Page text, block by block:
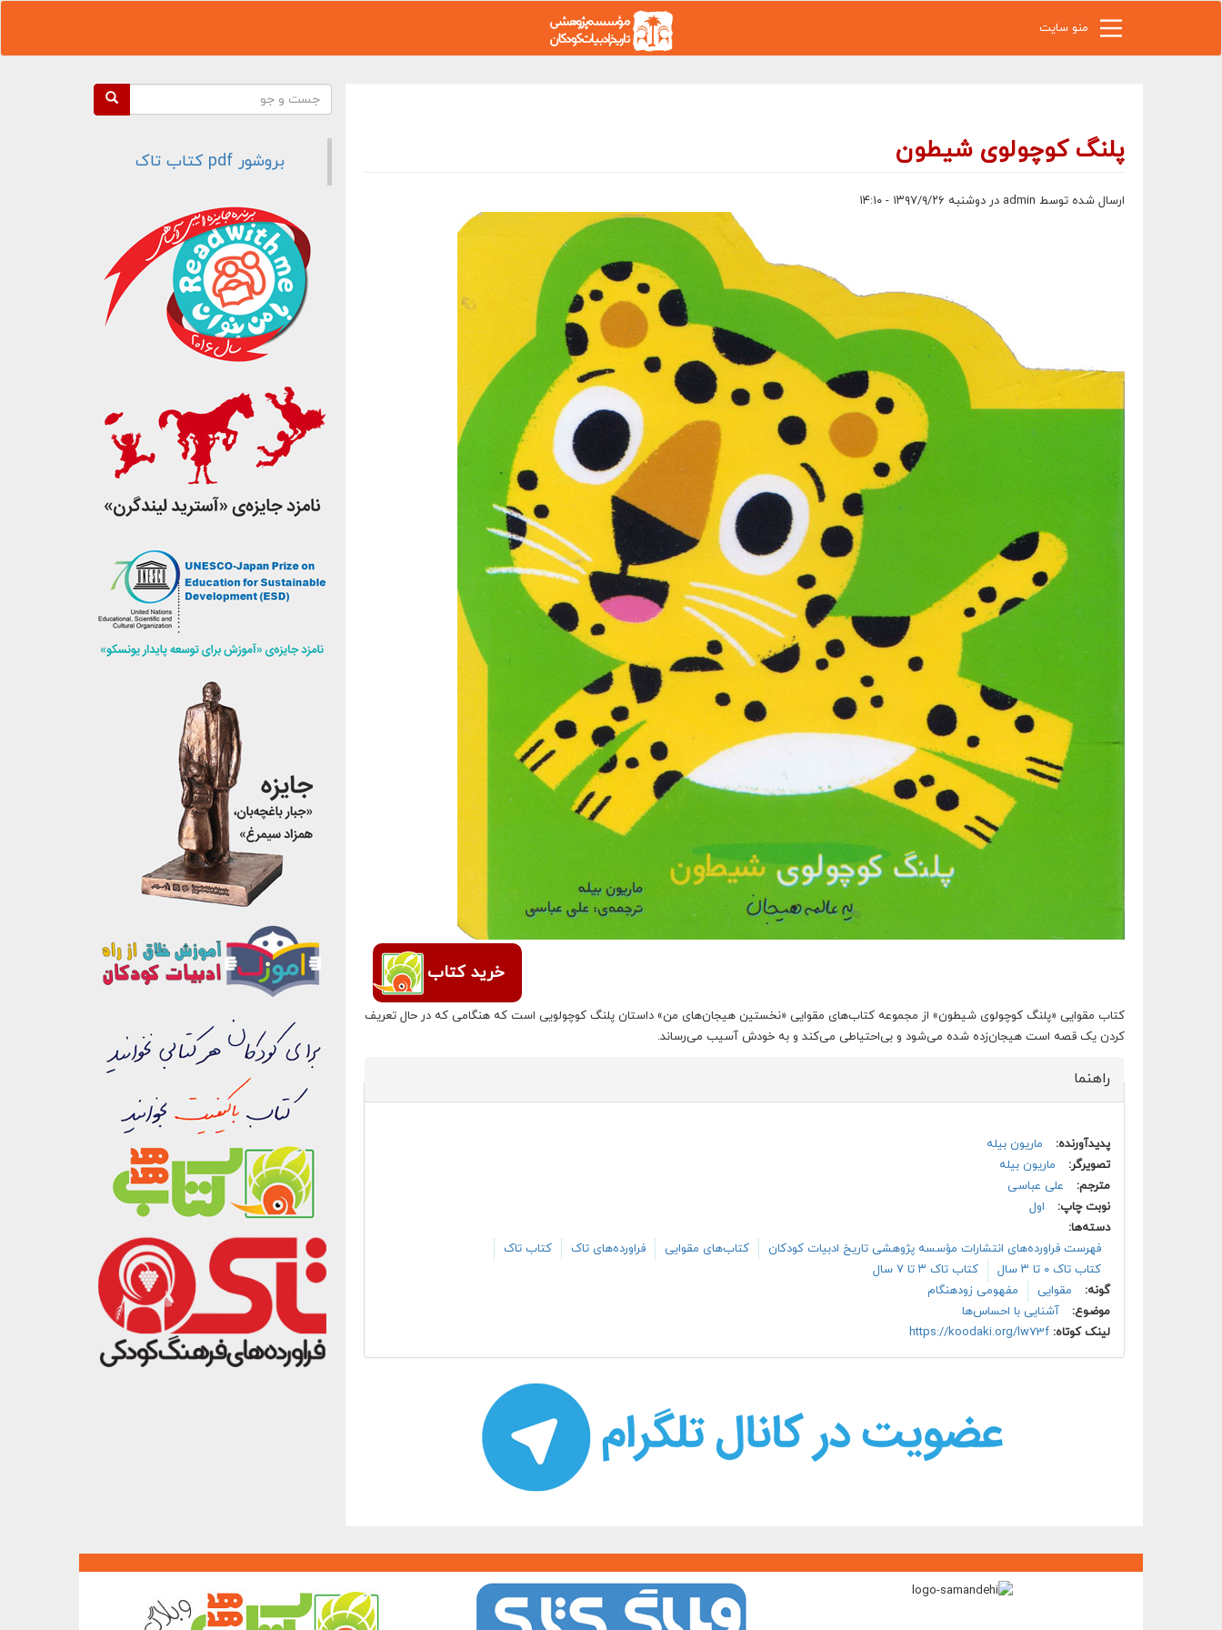
منو سایت
پلنگ کوچولوی شیطون
ارسال شده توسط admin در دوشنبه ۱۳۹۷/۹/۲۶ - ۱۴:۱۰
خرید کتاب
کتاب مقوایی «پلنگ کوچولوی شیطون» از مجموعه کتاب‌های مقوایی «نخستین هیجان‌های من» داستان پلنگ کوچولویی است که هنگامی که در حال تعریف
کردن یک قصه است هیجان‌زده شده می‌شود و بی‌احتیاطی می‌کند و به خودش آسیب می‌رساند.
پنهان کن
راهنما
پدیدآورنده:
ماریون بیله
تصویرگر:
ماریون بیله
مترجم:
علی عباسی
نوبت چاپ:
اول
دسته‌ها:
فهرست فراورده‌های انتشارات مؤسسه پژوهشی تاریخ ادبیات کودکان
کتاب‌های مقوایی فراورده‌های تاک
کتاب تاک
کتاب تاک ۰ تا ۳ سال
کتاب تاک ۳ تا ۷ سال
گونه:
مقوایی
مفهومی زودهنگام
موضوع:
آشنایی با احساس‌ها
لینک کوتاه: https://koodaki.org/lw73f
فرم جستجو
بروشور pdf کتاب تاک